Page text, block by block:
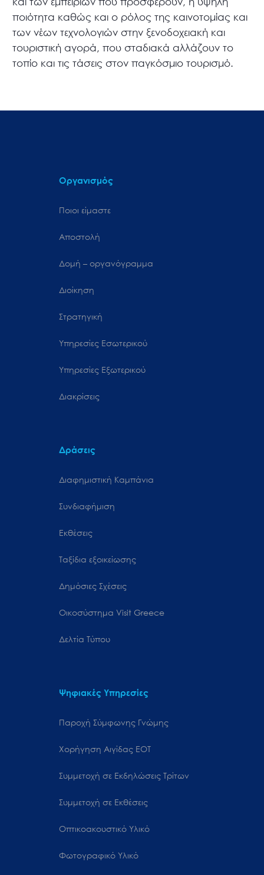
ποιότητα καθώς και ο ρόλος της καινοτομίας και
των νέων τεχνολογιών στην ξενοδοχειακή και
τουριστική αγορά, που σταδιακά αλλάζουν το
τοπίο και τις τάσεις στον παγκόσμιο τουρισμό.
Οργανισμός
Ποιοι είμαστε
Αποστολή
Δομή – οργανόγραμμα
Διοίκηση
Στρατηγική
Υπηρεσίες Εσωτερικού
Υπηρεσίες Εξωτερικού
Διακρίσεις
Δράσεις
Διαφημιστική Καμπάνια
Συνδιαφήμιση
Εκθέσεις
Ταξίδια εξοικείωσης
Δημόσιες Σχέσεις
Oικοσύστημα Visit Greece
Δελτία Τύπου
Ψηφιακές Υπηρεσίες
Παροχή Σύμφωνης Γνώμης
Χορήγηση Αιγίδας ΕΟΤ
Συμμετοχή σε Εκδηλώσεις Τρίτων
Συμμετοχή σε Εκθέσεις
Οπτικοακουστικό Υλικό
Φωτογραφικό Υλικό